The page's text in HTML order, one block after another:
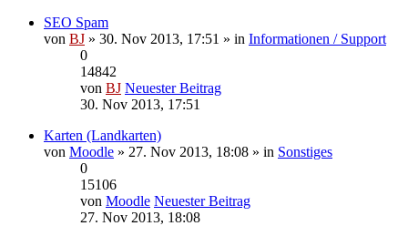
SEO Spam
von BJ » 30. Nov 2013, 17:51 » in Informationen / Support
0
14842
von BJ Neuester Beitrag
30. Nov 2013, 17:51
Karten (Landkarten)
von Moodle » 27. Nov 2013, 18:08 » in Sonstiges
0
15106
von Moodle Neuester Beitrag
27. Nov 2013, 18:08